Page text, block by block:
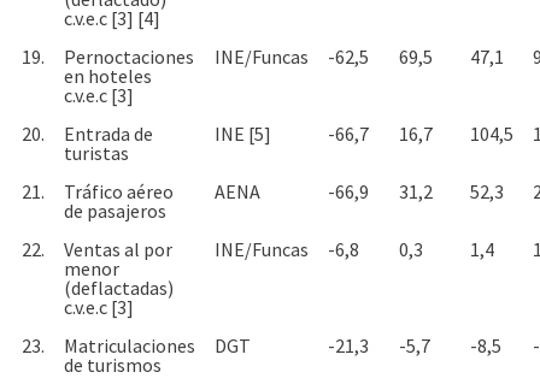
c.v.e.c [3] [4]
19.
Pernoctaciones
en hoteles
c.v.e.c [3]
INE/Funcas -62,5 69,5 47,1
20.
Entrada de
turistas
INE [5] -66,7 16,7 104,5
21.
Tráfico aéreo
de pasajeros
AENA -66,9 31,2 52,3
22.
Ventas al por
menor
(deflactadas)
c.v.e.c [3]
INE/Funcas -6,8 0,3 1,4
23.
Matriculaciones
de turismos
DGT -21,3 -5,7 -8,5